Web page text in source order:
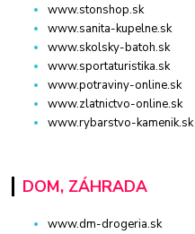
www.stonshop.sk
www.sanita-kupelne.sk
www.skolsky-batoh.sk
www.sportaturistika.sk
www.potraviny-online.sk
www.zlatnictvo-online.sk
www.rybarstvo-kamenik.sk
DOM, ZÁHRADA
www.dm-drogeria.sk